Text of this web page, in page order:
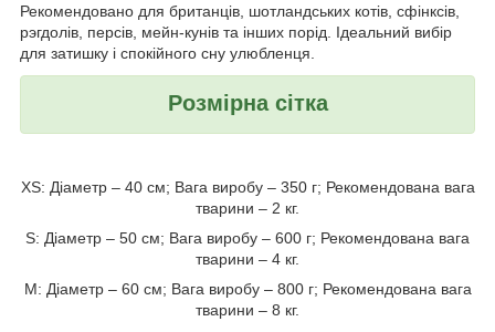
Рекомендовано для британців, шотландських котів, сфінксів,
рэгдолів, персів, мейн-кунів та інших порід. Ідеальний вибір
для затишку і спокійного сну улюбленця.
Розмірна сітка
XS: Діаметр – 40 см; Вага виробу – 350 г; Рекомендована вага
тварини – 2 кг.
S: Діаметр – 50 см; Вага виробу – 600 г; Рекомендована вага
тварини – 4 кг.
M: Діаметр – 60 см; Вага виробу – 800 г; Рекомендована вага
тварини – 8 кг.